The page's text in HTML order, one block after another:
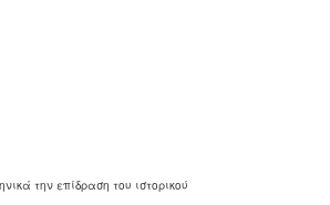
την επίδραση του ιστορικού